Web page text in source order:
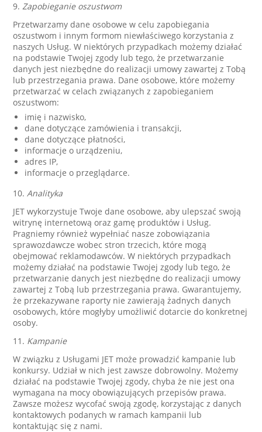
9.Zapobieganie oszustwom
Przetwarzamy dane osobowe w celu zapobiegania
oszustwom i innym formom niewłaściwego korzystania z
naszych Usług. W niektórych przypadkach możemy działać
na podstawie Twojej zgody lub tego, że przetwarzanie
danych jest niezbędne do realizacji umowy zawartej z Tobą
lub przestrzegania prawa. Dane osobowe, które możemy
przetwarzać w celach związanych z zapobieganiem
oszustwom:
imię i nazwisko,
dane dotyczące zamówienia i transakcji,
dane dotyczące płatności,
informacje o urządzeniu,
adres IP,
informacje o przeglądarce.
10.Analityka
JET wykorzystuje Twoje dane osobowe, aby ulepszać swoją
witrynę internetową oraz gamę produktów i Usług.
Pragniemy również wypełniać nasze zobowiązania
sprawozdawcze wobec stron trzecich, które mogą
obejmować reklamodawców. W niektórych przypadkach
możemy działać na podstawie Twojej zgody lub tego, że
przetwarzanie danych jest niezbędne do realizacji umowy
zawartej z Tobą lub przestrzegania prawa. Gwarantujemy,
że przekazywane raporty nie zawierają żadnych danych
osobowych, które mogłyby umożliwić dotarcie do konkretnej
osoby.
11. Kampanie
W związku z Usługami JET może prowadzić kampanie lub
konkursy. Udział w nich jest zawsze dobrowolny. Możemy
działać na podstawie Twojej zgody, chyba że nie jest ona
wymagana na mocy obowiązujących przepisów prawa.
Zawsze możesz wycofać swoją zgodę, korzystając z danych
kontaktowych podanych w ramach kampanii lub
kontaktując się z nami.